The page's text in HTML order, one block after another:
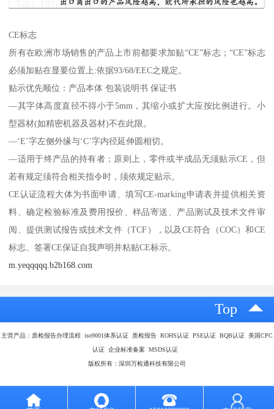
CE标志
所有在欧洲市场销售的产品上市前都要求加贴“CE”标志；“CE”标志
必须加贴在显要位置上:依据93/68/EEC之规定。
贴示优先顺位：产品本体 包装说明书 保证书
—其字体高度直径不得小于5mm，其缩小或扩大应按比例进行。小
型器材(如精密机器及器材)不在此限。
—‘E’字左侧外缘与‘C’字内径延伸圆相切。
—适用于终产品的持有者；原则上，零件或半成品无须贴示CE，但
若有规定须符合相关指令时，须依规定贴示。
CE认证流程大体为书面申请、填写CE-marking申请表并提供相关资
料、确定检验标准及费用报价、样品寄送、产品测试及技术文件审
阅、提供测试报告或技术文件（TCF），以及CE符合（COC）和CE
标志、签署CE保证自我声明并粘贴CE标示。
m.yeqqqqq.b2b168.com
Top
主营产品：质检报告办理流程 iso9001体系认证 质检报告 ROHS认证 PSE认证 BQB认证 美国CPC
认证 企业标准备案 MSDS认证
版权所有：深圳万检通科技有限公司